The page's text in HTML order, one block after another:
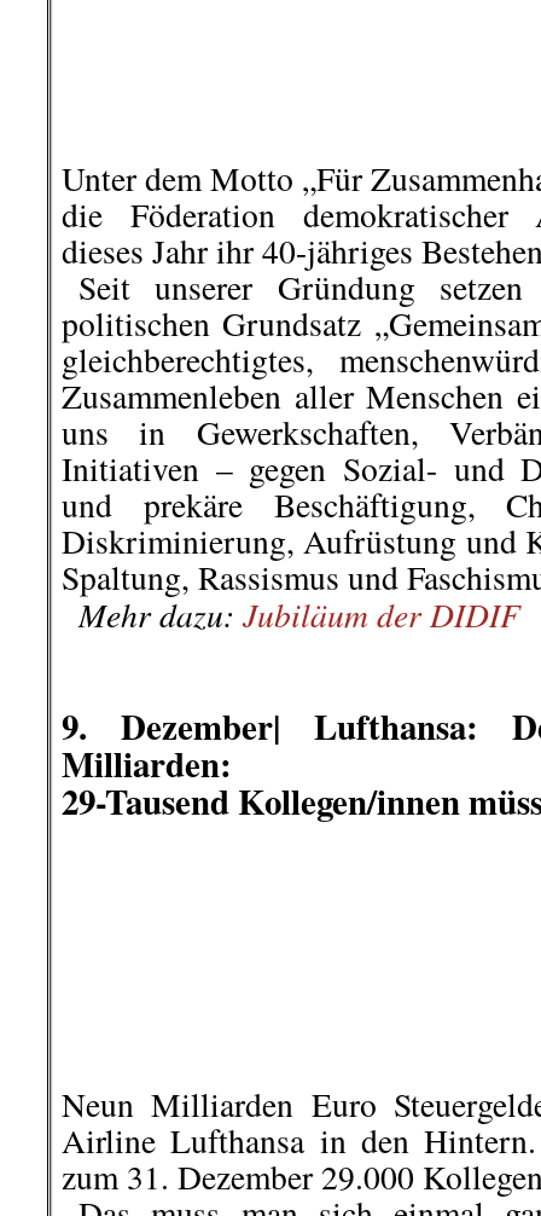
schickten Menschen aus der
Solidaritätsbriefe an die
bekannt war, wurden die
adressiert. Doch die Familie
Stadt Mölln „archivierte“ die
die Familie jemals über die
informieren. In
Unterschriftsammlungen mit
Unterschriften. Andere
Geschenke zum Trost. Das war
..Thomas Schlaack, KPD
hier geht es weiter »
└ Schlagwörter:AmericanRebel,
Migration,III. Weg, Info-Welt,
Vorkommnisse,KPD Landesverband
Waterkant,KPD/ML
und Gesellschaft,Polizeiwilkür,